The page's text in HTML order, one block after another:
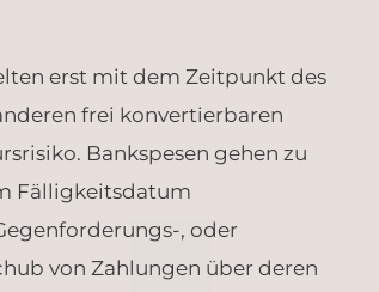
erst mit dem Zeitpunkt des
frei konvertierbaren
Bankspesen gehen zu
Fälligkeitsdatum
, oder
von Zahlungen über deren